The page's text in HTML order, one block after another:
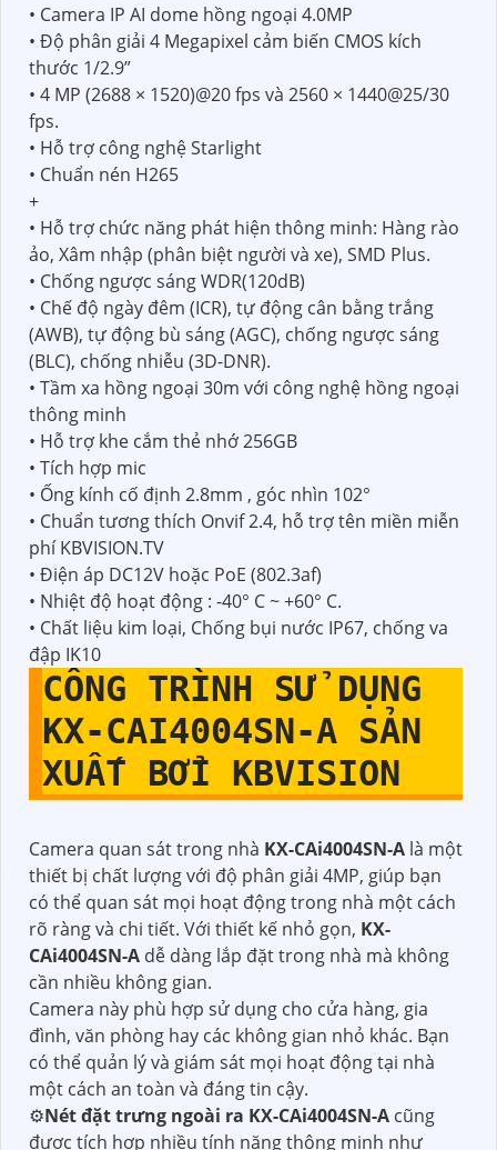
• Camera IP AI dome hồng ngoại 4.0MP
• Độ phân giải 4 Megapixel cảm biến CMOS kích
thước 1/2.9”
• 4 MP (2688 × 1520)@20 fps và 2560 × 1440@25/30
fps.
• Hỗ trợ công nghệ Starlight
• Chuẩn nén H265
+
• Hỗ trợ chức năng phát hiện thông minh: Hàng rào
ảo, Xâm nhập (phân biệt người và xe), SMD Plus.
• Chống ngược sáng WDR(120dB)
• Chế độ ngày đêm (ICR), tự động cân bằng trắng
(AWB), tự động bù sáng (AGC), chống ngược sáng
(BLC), chống nhiễu (3D-DNR).
• Tầm xa hồng ngoại 30m với công nghệ hồng ngoại
thông minh
• Hỗ trợ khe cắm thẻ nhớ 256GB
• Tích hợp mic
• Ống kính cố định 2.8mm , góc nhìn 102°
• Chuẩn tương thích Onvif 2.4, hỗ trợ tên miền miễn
phí KBVISION.TV
• Điện áp DC12V hoặc PoE (802.3af)
• Nhiệt độ hoạt động : -40° C ~ +60° C.
• Chất liệu kim loại, Chống bụi nước IP67, chống va
đập IK10
CÔNG TRÌNH SỬ DỤNG
KX-CAI4004SN-A SẢN
XUẤT BỞI KBVISION
Camera quan sát trong nhà KX-CAi4004SN-A là một
thiết bị chất lượng với độ phân giải 4MP, giúp bạn
có thể quan sát mọi hoạt động trong nhà một cách
rõ ràng và chi tiết. Với thiết kế nhỏ gọn, KX-
CAi4004SN-A dễ dàng lắp đặt trong nhà mà không
cần nhiều không gian.
Camera này phù hợp sử dụng cho cửa hàng, gia
đình, văn phòng hay các không gian nhỏ khác. Bạn
có thể quản lý và giám sát mọi hoạt động tại nhà
một cách an toàn và đáng tin cậy.
⚙Nét đặt trưng ngoài ra KX-CAi4004SN-A cũng
được tích hợp nhiều tính năng thông minh như